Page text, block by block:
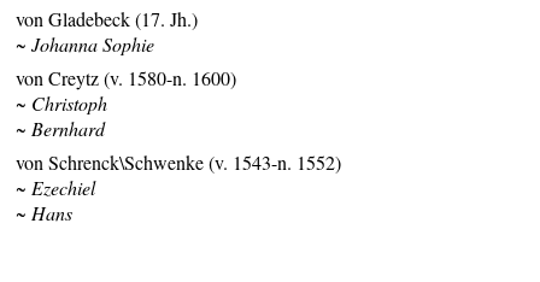
von Gladebeck (17. Jh.)
~ Johanna Sophie
von Creytz (v. 1580-n. 1600)
~ Christoph
~ Bernhard
von Schrenck\Schwenke (v. 1543-n. 1552)
~ Ezechiel
~ Hans